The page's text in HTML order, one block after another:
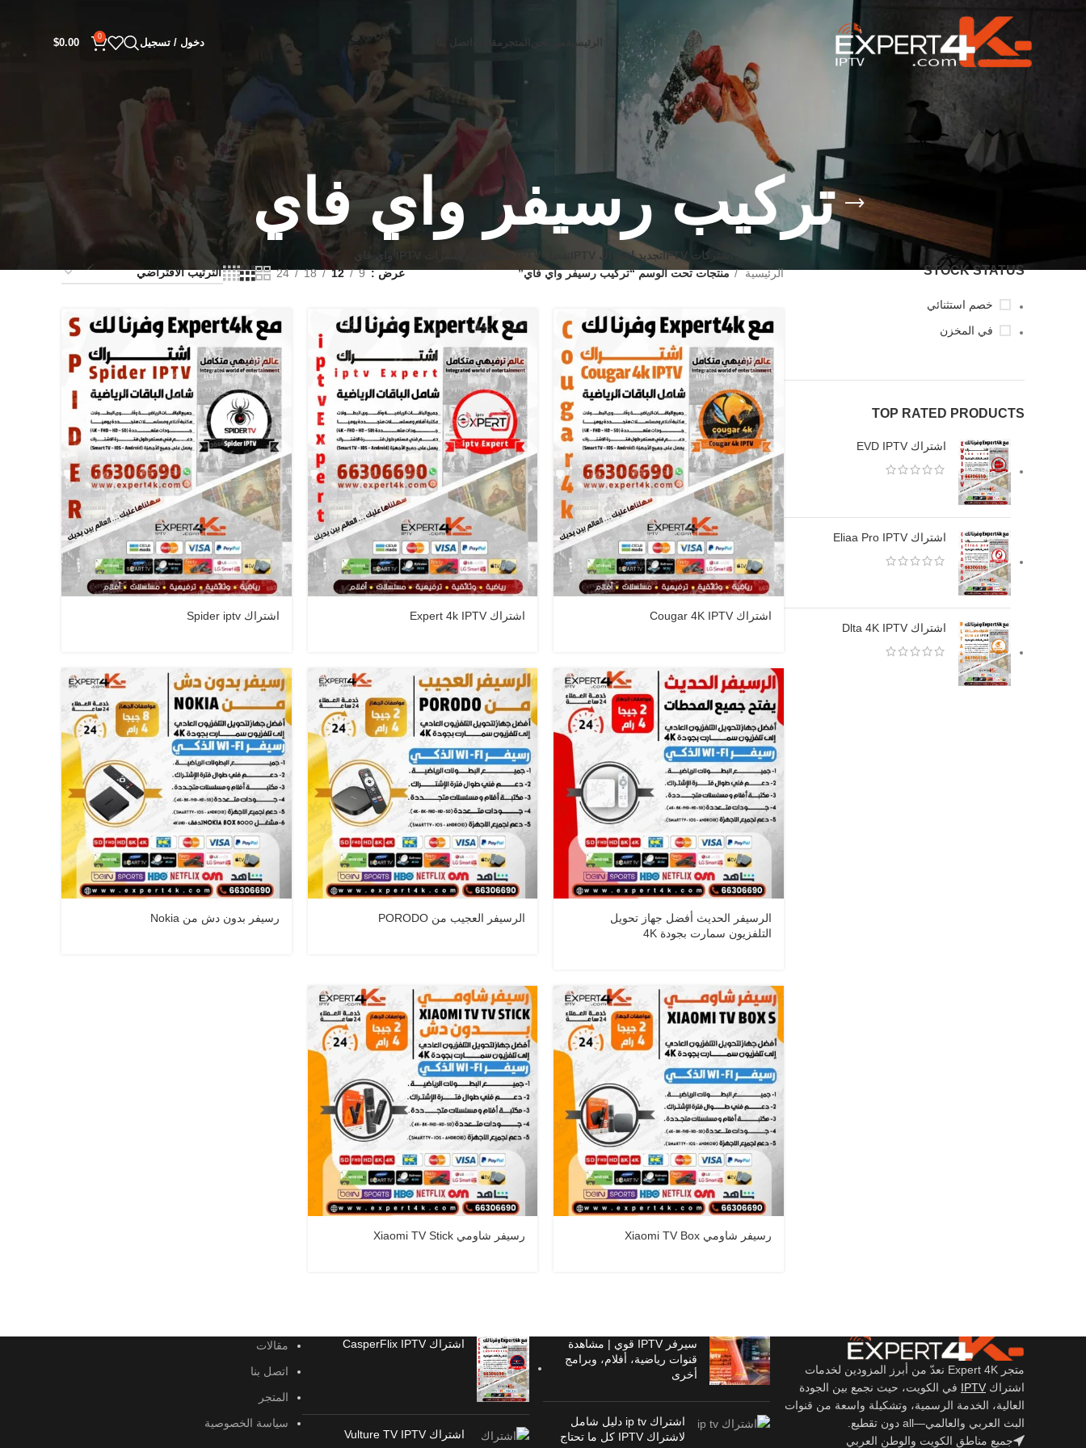
الرئيسية من نحن المتجر مقالات دخول / تسجيل
0
$0.00
تركيب رسيفر واي فاي
اشتركات IPTV تجديد اشتراك IPTV تفعيل IPTV للشاشات
STOCK STATUS
خصم استثنائي
في المخزن
TOP RATED PRODUCTS
اشتراك EVD IPTV
اشتراك Eliaa Pro IPTV
اشتراك Dlta 4K IPTV
الرئيسية منتجات تحت الوسم “تركيب رسيفر واي فاي” عرض 9
12
18
24
اشتراك Cougar 4K IPTV اشتراك Expert 4k IPTV اشتراك Spider iptv
الرسيفر الحديث أفضل جهاز تحويل
التلفزيون سمارت بجودة 4K
الرسيفر العجيب من PORODO رسيفر بدون دش من Nokia
رسيفر شاومي Xiaomi TV Box رسيفر شاومي Xiaomi TV Stick
متجر Expert 4K نعدّ من أبرز المزودين لخدمات
اشتراك IPTV في الكويت، حيث نجمع بين الجودة
العالية، الخدمة الرسمية، وتشكيلة واسعة من قنوات
البث العربي والعالمي—all دون تقطيع.
جميع مناطق الكويت والوطن العربي
سيرفر IPTV قوي | مشاهدة
قنوات رياضية، أفلام، وبرامج
أخرى
اشتراك ip tv دليل شامل
لاشتراك IPTV كل ما تحتاج
اشتراك CasperFlix IPTV
اشتراك Vulture TV IPTV
مقالات
اتصل بنا
المتجر
سياسة الخصوصية